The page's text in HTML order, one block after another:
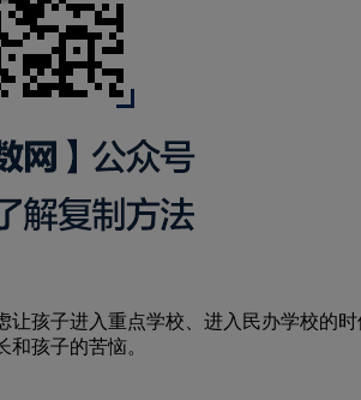
子进入重点学校、进入民办学校的时
孩子的苦恼。